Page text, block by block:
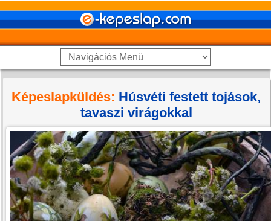
Képeslapküldés: Húsvéti festett tojások,
tavaszi virágokkal